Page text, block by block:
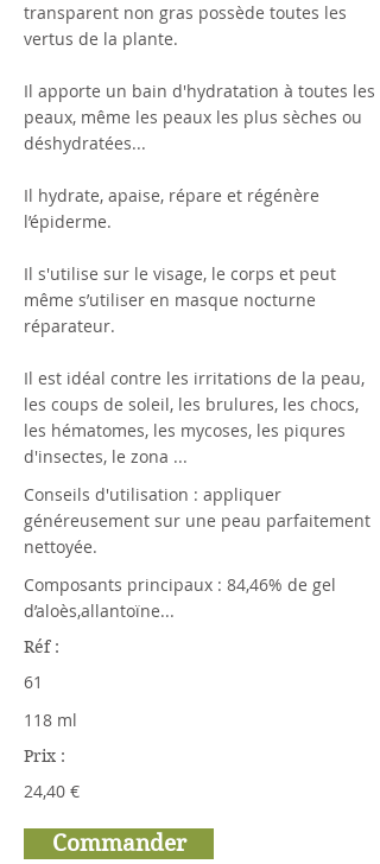
transparent non gras possède toutes les
vertus de la plante.
Il apporte un bain d'hydratation à toutes les
peaux, même les peaux les plus sèches ou
déshydratées...
Il hydrate, apaise, répare et régénère
l’épiderme.
Il s'utilise sur le visage, le corps et peut
même s’utiliser en masque nocturne
réparateur.
Il est idéal contre les irritations de la peau,
les coups de soleil, les brulures, les chocs,
les hématomes, les mycoses, les piqures
d'insectes, le zona ...
Conseils d'utilisation : appliquer
généreusement sur une peau parfaitement
nettoyée.
Composants principaux : 84,46% de gel
d’aloès,allantoïne...
Réf :
61
118 ml
Prix :
24,40 €
Commander